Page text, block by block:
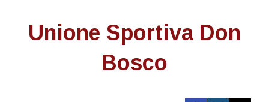
Unione Sportiva Don
Bosco